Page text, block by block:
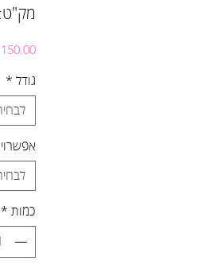
מק"ט: 908
גודל *
כמות *